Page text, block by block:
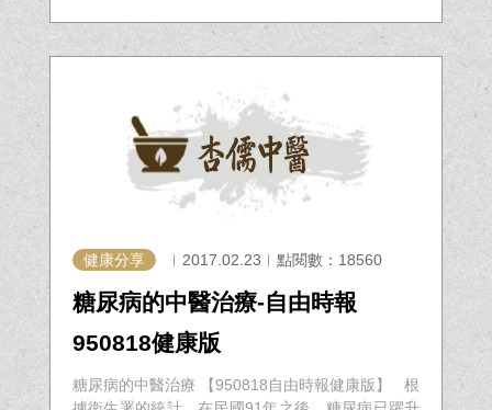
健康分享 ︱2017.02.23︱點閱數：18560
糖尿病的中醫治療-自由時報
950818健康版
糖尿病的中醫治療 【950818自由時報健康版】 根